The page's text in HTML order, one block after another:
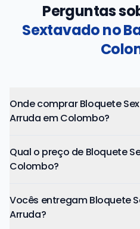
Perguntas
Sextavado no
Onde comprar Bloquete
Arruda em Colombo?
Qual o preço de Bloquete
Colombo?
Vocês entregam Bloquete
Arruda?